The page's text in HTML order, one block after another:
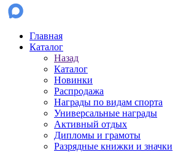
Главная
Каталог
Назад
Каталог
Новинки
Распродажа
Награды по видам спорта
Универсальные награды
Активный отдых
Дипломы и грамоты
Разрядные книжки и значки